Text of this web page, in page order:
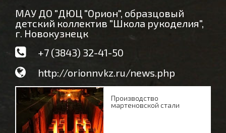
МАУ ДО "ДЮЦ "Орион", образцовый
детский коллектив "Школа рукоделия",
г. Новокузнецк
+7 (3843) 32-41-50
http://orionnvkz.ru/news.php
Производство
мартеновской стали